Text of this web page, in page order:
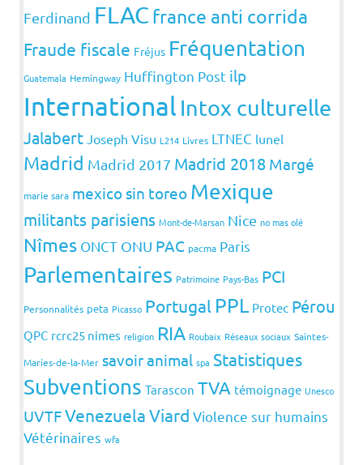
Ferdinand FLAC france anti corrida
Fraude fiscale Fréjus Fréquentation
Guatemala Hemingway Huffington Post ilp
International Intox culturelle
Jalabert Joseph Visu L214 Livres LTNEC lunel
Madrid Madrid 2017 Madrid 2018 Margé
marie sara mexico sin toreo Mexique
militants parisiens Mont-de-Marsan Nice no mas olé
Nîmes ONCT ONU PAC pacma Paris
Parlementaires Patrimoine Pays-Bas PCI
Personnalités peta Picasso Portugal PPL Protec Pérou
QPC rcrc25 nimes religion RIA Roubaix Réseaux sociaux Saintes-
Maries-de-la-Mer savoir animal spa Statistiques
Subventions Tarascon TVA témoignage Unesco
UVTFVenezuelaViard Violence sur humains
Vétérinaires wfa